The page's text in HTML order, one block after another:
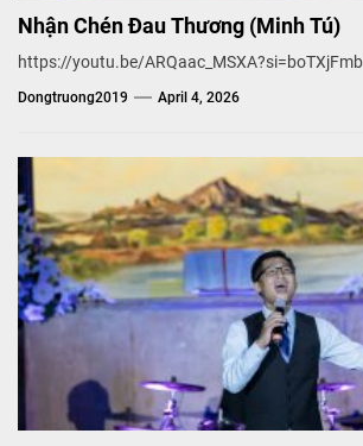
Nhận Chén Đau Thương (Minh Tú)
https://youtu.be/
Dongtruong2019 April 4, 2026